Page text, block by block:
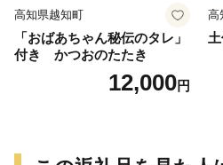
高知県越知町
「おばあちゃん秘伝のタレ」
付き かつおのたたき
12,000円
高